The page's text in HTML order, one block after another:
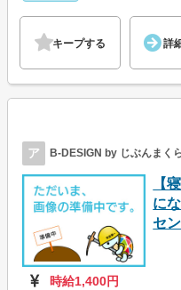
キープする 詳
ア B-DESIGN by じぶんまく
【
に
セ
時給1,400円